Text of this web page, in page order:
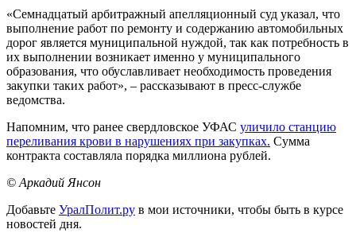
«Семнадцатый арбитражный апелляционный суд указал, что
выполнение работ по ремонту и содержанию автомобильных
дорог является муниципальной нуждой, так как потребность в
их выполнении возникает именно у муниципального
образования, что обуславливает необходимость проведения
закупки таких работ», – рассказывают в пресс-службе
ведомства.
Напомним, что ранее свердловское УФАС уличило станцию
переливания крови в нарушениях при закупках. Сумма
контракта составляла порядка миллиона рублей.
© Аркадий Янсон
Добавьте УралПолит.ру в мои источники, чтобы быть в курсе
новостей дня.